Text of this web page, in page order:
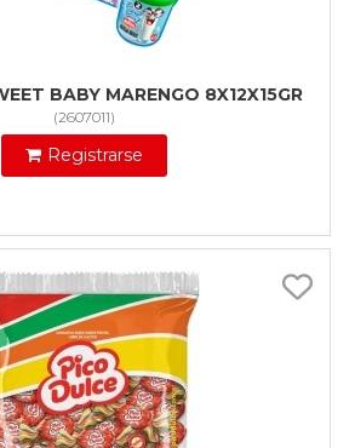
BABY MARENGO 8X12X15GR
(2607011)
Registrarse